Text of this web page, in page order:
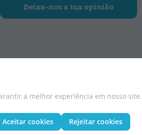
a melhor experiência em nosso site.
Aceitar cookies Rejeitar cookies
Deixa-nos a tua opinião